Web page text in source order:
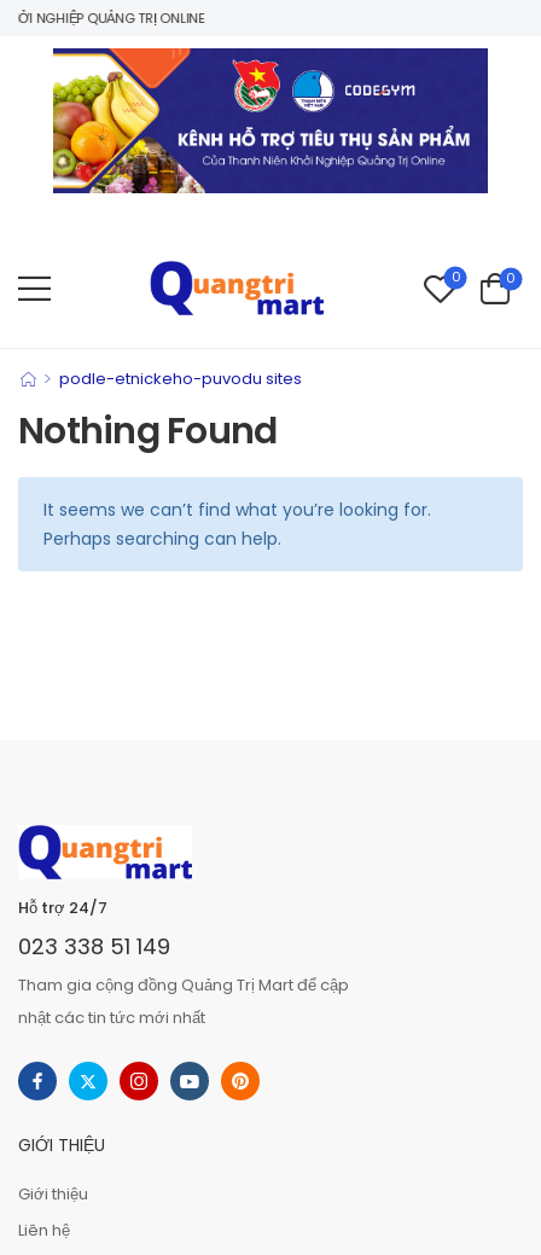
NGHIỆP QUẢNG TRỊ ONLINE
0 0
> podle-etnickeho-puvodu sites
Nothing Found
It seems we can’t find what you’re looking for.
Perhaps searching can help.
Hỗ trợ 24/7
023 338 51 149
Tham gia cộng đồng Quảng Trị Mart để cập
nhật các tin tức mới nhất
GIỚI THIỆU
Giới thiệu
Liên hệ